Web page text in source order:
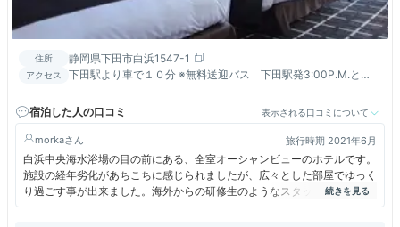
住所 静岡県下田市白浜1547-1
アクセス
下田駅より車で１０分 ※無料送迎バス 下田駅発3:00P.M.と
宿泊した人の口コミ
表示される口コミについて
morka 旅行時期 2021年6月
白浜中央海水浴場の目の前にある、全室オーシャンビューのホテルです。
施設の経年劣化があちこちに感じられましたが、広々とした部屋でゆっく
り過ごす事が出来ました。海外からの研修生のようなスタッフの方が結構
いましたが、とても熱心に対応されているのが伝わってきました。ビーチ